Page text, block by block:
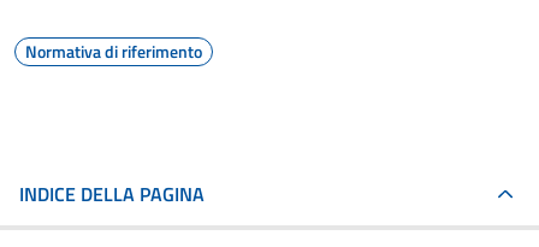
Normativa di riferimento
INDICE DELLA PAGINA